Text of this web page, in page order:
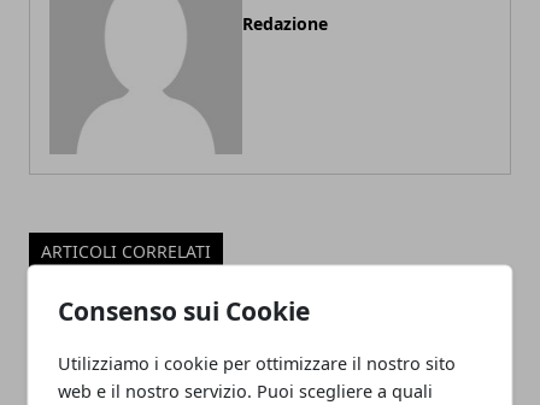
Consenso sui Cookie
Utilizziamo i cookie per ottimizzare il nostro sito
web e il nostro servizio. Puoi scegliere a quali
Redazione
ARTICOLI CORRELATI